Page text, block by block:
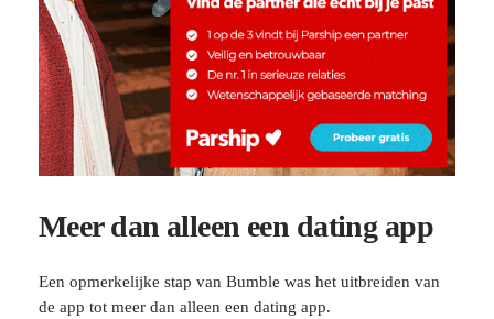
Meer dan alleen een dating app
Een opmerkelijke stap van Bumble was het uitbreiden van
de app tot meer dan alleen een dating app.